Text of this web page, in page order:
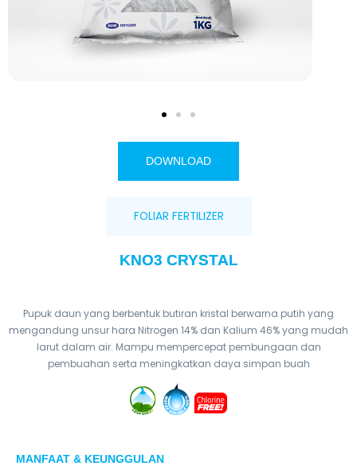
DOWNLOAD
FOLIAR FERTILIZER
KNO3 CRYSTAL
Pupuk daun yang berbentuk butiran kristal berwarna putih yang
mengandung unsur hara Nitrogen 14% dan Kalium 46% yang mudah
larut dalam air. Mampu mempercepat pembungaan dan
pembuahan serta meningkatkan daya simpan buah
MANFAAT & KEUNGGULAN